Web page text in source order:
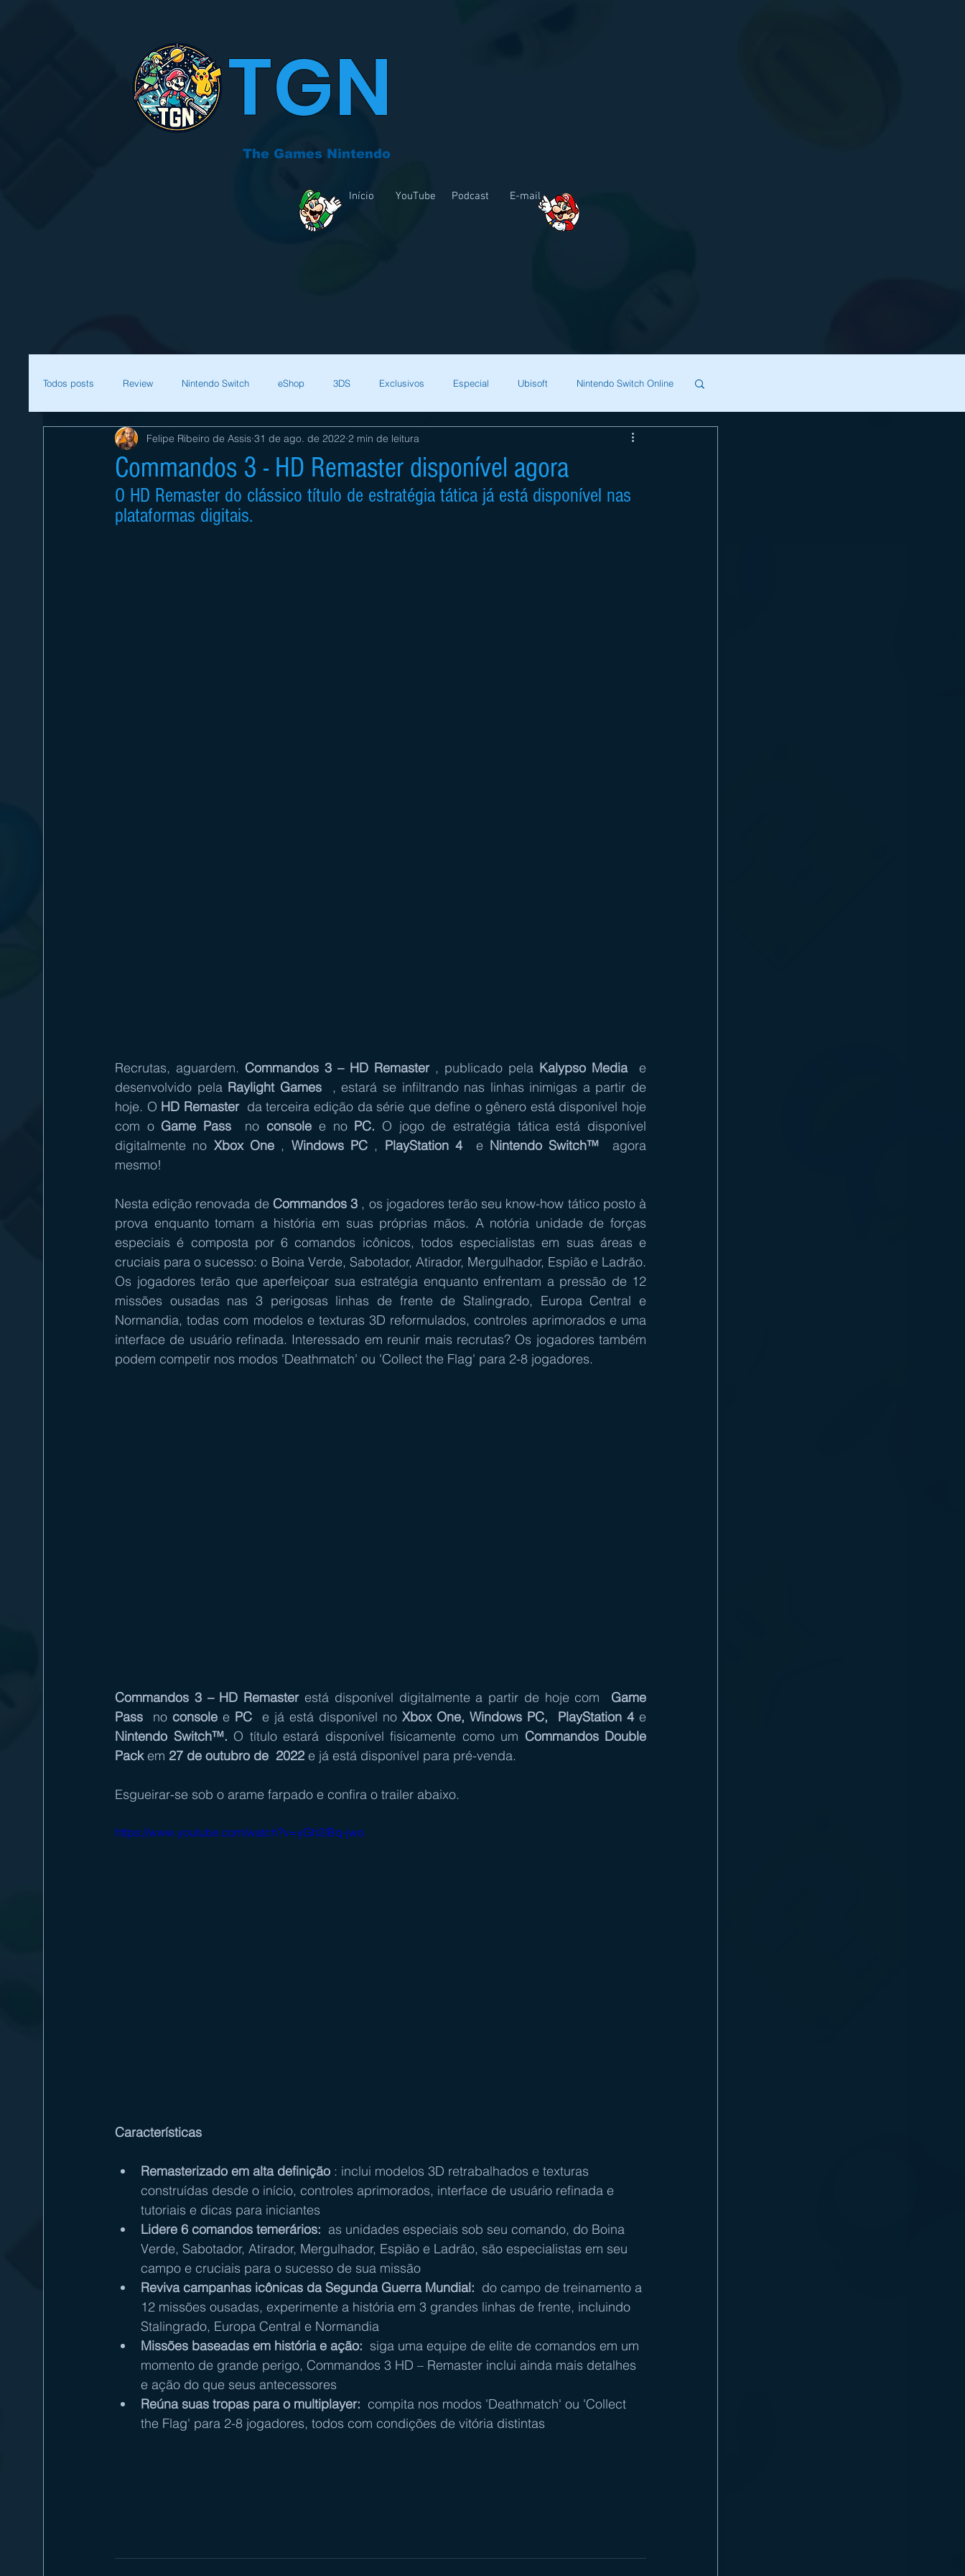
TGN
The Games Nintendo
Início YouTube Podcast E-mail
Todos posts Review Nintendo Switch eShop 3DS Exclusivos Especial Ubisoft Nintendo Switch Online
Mega Man Zelda Bethesda Capcom Square Enix
Sessão Retro Final Fantasy Xenoblade THQ Nordic Bandai Namco Indies CD Projekt Red NISA
Commandos 3 - HD Remaster disponível agora
Felipe Ribeiro de Assis 31 de ago. de 2022 2 min de leitura
O HD Remaster do clássico título de estratégia tática já está disponível nas
plataformas digitais.
Recrutas, aguardem. Commandos 3 – HD Remaster , publicado pela Kalypso Media
  e
desenvolvido pela Raylight Games
  , estará se infiltrando nas linhas inimigas a partir de
hoje. O HD Remaster
  da terceira edição da série que define o gênero está disponível hoje
com o Game Pass
  no
console e no PC. O jogo de estratégia tática está disponível
digitalmente no Xbox One , Windows PC , PlayStation 4
  e
Nintendo Switch™
  agora
mesmo!
Nesta edição renovada de Commandos 3 , os jogadores terão seu know-how tático posto à
prova enquanto tomam a história em suas próprias mãos. A notória unidade de forças
especiais é composta por 6 comandos icônicos, todos especialistas em suas áreas e
cruciais para o sucesso: o Boina Verde, Sabotador, Atirador, Mergulhador, Espião e Ladrão.
Os jogadores terão que aperfeiçoar sua estratégia enquanto enfrentam a pressão de 12
missões ousadas nas 3 perigosas linhas de frente de Stalingrado, Europa Central e
Normandia, todas com modelos e texturas 3D reformulados, controles aprimorados e uma
interface de usuário refinada. Interessado em reunir mais recrutas? Os jogadores também
podem competir nos modos 'Deathmatch' ou 'Collect the Flag' para 2-8 jogadores.
Commandos 3 – HD Remaster está disponível digitalmente a partir de hoje com
Game
Pass
  no
console e PC
  e já está disponível no
Xbox One, Windows PC,  PlayStation 4
Nintendo Switch™. O título estará disponível fisicamente como um Commandos Double
Pack em 27 de outubro de  2022 e já está disponível para pré-venda.
Esgueirar-se sob o arame farpado e confira o trailer abaixo.
https://www.youtube.com/watch?v=yGh2IBq-jwo
Características
Remasterizado em alta definição : inclui modelos 3D retrabalhados e texturas
construídas desde o início, controles aprimorados, interface de usuário refinada e
tutoriais e dicas para iniciantes
Lidere 6 comandos temerários:
  as unidades especiais sob seu comando, do Boina
Verde, Sabotador, Atirador, Mergulhador, Espião e Ladrão, são especialistas em seu
campo e cruciais para o sucesso de sua missão
Reviva campanhas icônicas da Segunda Guerra Mundial:
  do campo de treinamento a
12 missões ousadas, experimente a história em 3 grandes linhas de frente, incluindo
Stalingrado, Europa Central e Normandia
Missões baseadas em história e ação:
  siga uma equipe de elite de comandos em um
momento de grande perigo, Commandos 3 HD – Remaster inclui ainda mais detalhes
e ação do que seus antecessores
Reúna suas tropas para o multiplayer:
  compita nos modos 'Deathmatch' ou 'Collect
the Flag' para 2-8 jogadores, todos com condições de vitória distintas